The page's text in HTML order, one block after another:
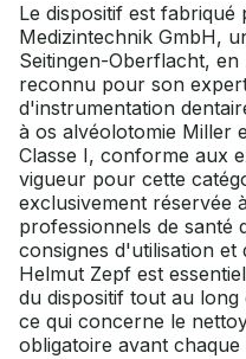
Le dispositif est
Medizintechnik GmbH,
Seitingen-Oberflacht,
reconnu pour son
d'instrumentation
à os alvéolotomie Miller
Classe I, conforme aux
vigueur pour cette
exclusivement réservée
professionnels de santé
consignes d'utilisation
Helmut Zepf est
du dispositif tout au
ce qui concerne le
obligatoire avant chaque